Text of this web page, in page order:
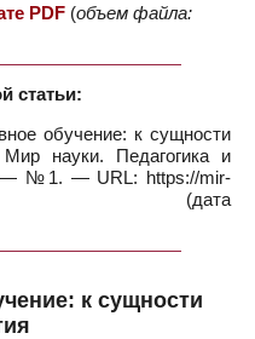
PDF (объем файла:
статьи:
обучение: к сущности
науки. Педагогика и
— №1. — URL: https://mir-
(дата
к сущности